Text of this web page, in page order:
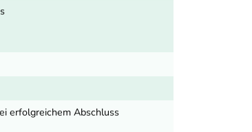
erfolgreichem Abschluss